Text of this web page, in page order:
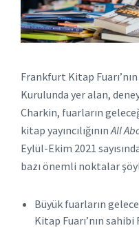
Frankfurt Kitap
Kurulunda yer alan,
Charkin, fuarların
kitap yayıncılığının All
Eylül-Ekim 2021
bazı önemli noktalar
Büyük fuarların
Kitap Fuarı’nın